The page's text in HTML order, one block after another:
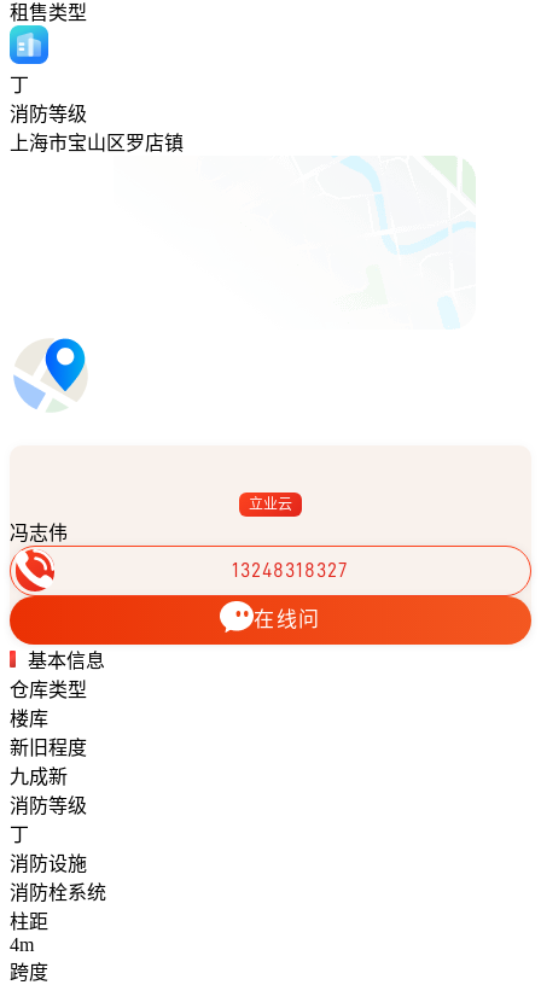
租售类型
丁
消防等级
上海市宝山区罗店镇
立业云
冯志伟
13248318327
在线问
基本信息
仓库类型
楼库
新旧程度
九成新
消防等级
丁
消防设施
消防栓系统
柱距
4m
跨度